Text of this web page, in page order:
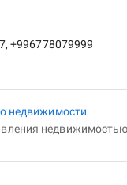
+996778079999
недвижимости